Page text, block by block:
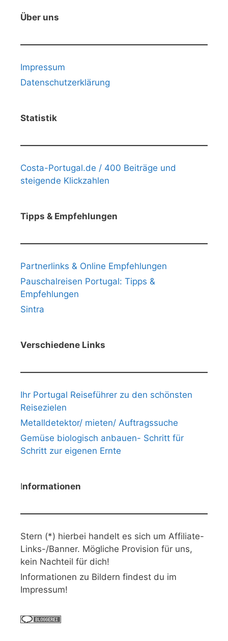
Über uns
Impressum
Datenschutzerklärung
Statistik
Costa-Portugal.de / 400 Beiträge und
steigende Klickzahlen
Tipps & Empfehlungen
Partnerlinks & Online Empfehlungen
Pauschalreisen Portugal: Tipps &
Empfehlungen
Sintra
Verschiedene Links
Ihr Portugal Reiseführer zu den schönsten
Reisezielen
Metalldetektor/ mieten/ Auftragssuche
Gemüse biologisch anbauen- Schritt für
Schritt zur eigenen Ernte
Informationen
Stern (*) hierbei handelt es sich um Affiliate-
Links-/Banner. Mögliche Provision für uns,
kein Nachteil für dich!
Informationen zu Bildern findest du im
Impressum!